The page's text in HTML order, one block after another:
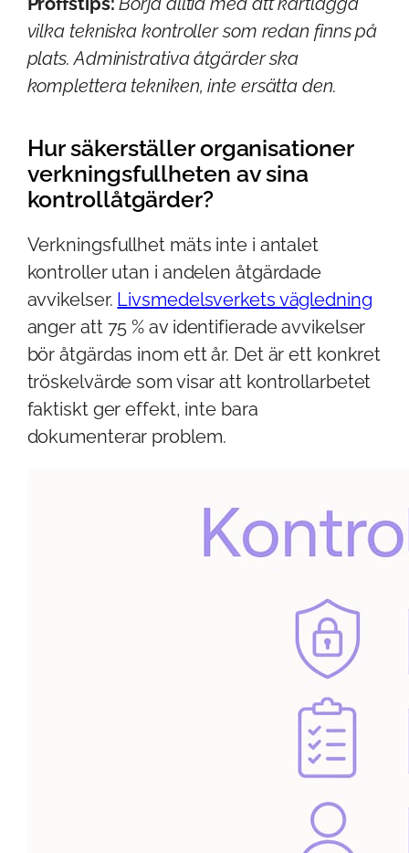
vilka tekniska kontroller som redan finns på
plats. Administrativa åtgärder ska
komplettera tekniken, inte ersätta den.
Hur säkerställer organisationer
verkningsfullheten av sina
kontrollåtgärder?
Verkningsfullhet mäts inte i antalet
kontroller utan i andelen åtgärdade
avvikelser. Livsmedelsverkets vägledning
anger att 75 % av identifierade avvikelser
bör åtgärdas inom ett år. Det är ett konkret
tröskelvärde som visar att kontrollarbetet
faktiskt ger effekt, inte bara
dokumenterar problem.